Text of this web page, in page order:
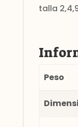
talla
Peso